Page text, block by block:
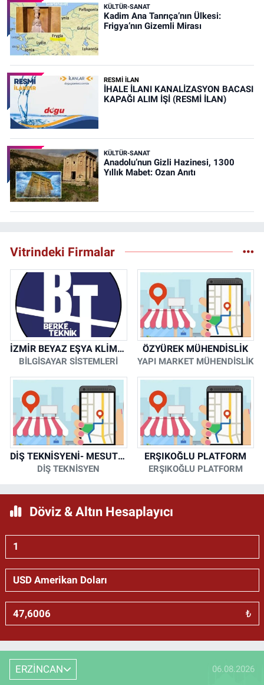
KÜLTÜR-SANAT
Kadim Ana Tanrıça’nın Ülkesi:
Frigya’nın Gizemli Mirası
RESMİ İLAN
İHALE İLANI KANALİZASYON BACASI
KAPAĞI ALIM İŞİ (RESMİ İLAN)
KÜLTÜR-SANAT
Anadolu’nun Gizli Hazinesi, 1300
Yıllık Mabet: Ozan Anıtı
Vitrindeki Firmalar
İZMİR BEYAZ EŞYA KLİMA KOMBİ SERVİSİ
BİLGİSAYAR SİSTEMLERİ
ÖZYÜREK MÜHENDİSLİK
YAPI MARKET MÜHENDİSLİK
DİŞ TEKNİSYENİ- MESUT KORKMAZ
DİŞ TEKNİSYEN
ERŞIKOĞLU PLATFORM
ERŞIKOĞLU PLATFORM
Döviz & Altın Hesaplayıcı
₺
ERZİNCAN 06.08.2026